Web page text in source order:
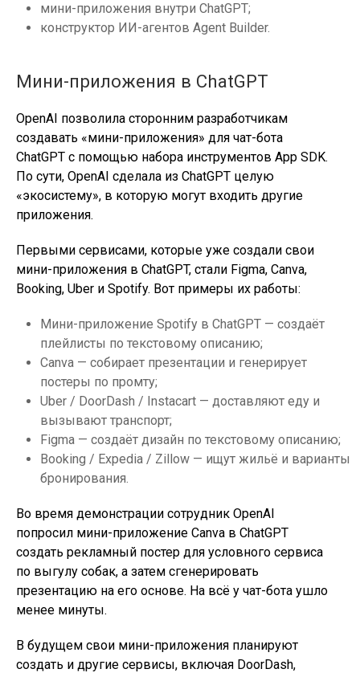
мини-приложения внутри ChatGPT;
конструктор ИИ-агентов Agent Builder.
Мини-приложения в ChatGPT
OpenAI позволила сторонним разработчикам
создавать «мини-приложения» для чат-бота
ChatGPT с помощью набора инструментов App SDK.
По сути, OpenAI сделала из ChatGPT целую
«экосистему», в которую могут входить другие
приложения.
Первыми сервисами, которые уже создали свои
мини-приложения в ChatGPT, стали Figma, Canva,
Booking, Uber и Spotify. Вот примеры их работы:
Мини-приложение Spotify в ChatGPT — создаёт
плейлисты по текстовому описанию;
Canva — собирает презентации и генерирует
постеры по промту;
Uber / DoorDash / Instacart — доставляют еду и
вызывают транспорт;
Figma — создаёт дизайн по текстовому описанию;
Booking / Expedia / Zillow — ищут жильё и варианты
бронирования.
Во время демонстрации сотрудник OpenAI
попросил мини-приложение Canva в ChatGPT
создать рекламный постер для условного сервиса
по выгулу собак, а затем сгенерировать
презентацию на его основе. На всё у чат-бота ушло
менее минуты.
В будущем свои мини-приложения планируют
создать и другие сервисы, включая DoorDash,